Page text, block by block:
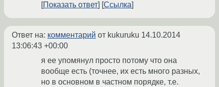
Показать ответ
Ссылка
Ответ на: комментарий от kukuruku 14.10.2014
13:06:43 +00:00
я ее упомянул просто потому что она
вообще есть (точнее, их есть много разных,
но в основном в частном порядке, т.е.